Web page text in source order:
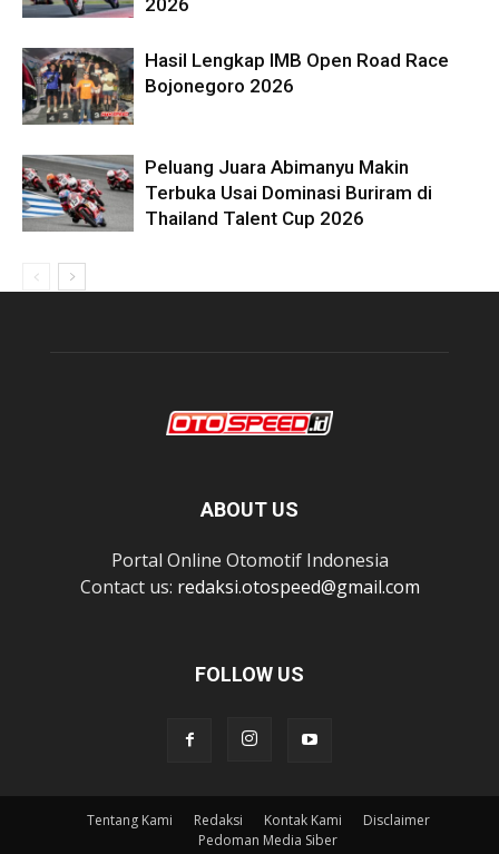
2026
Hasil Lengkap IMB Open Road Race
Bojonegoro 2026
Peluang Juara Abimanyu Makin
Terbuka Usai Dominasi Buriram di
Thailand Talent Cup 2026
ABOUT US
Portal Online Otomotif Indonesia
Contact us: redaksi.otospeed@gmail.com
FOLLOW US
Tentang Kami Redaksi Kontak Kami
Disclaimer
Pedoman Media Siber